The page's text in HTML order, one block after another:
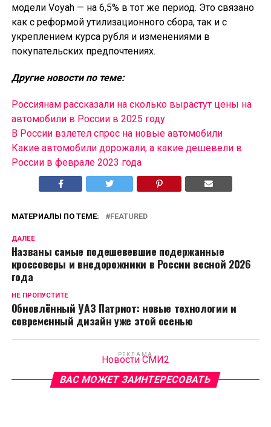
модели Voyah — на 6,5% в тот же период. Это связано
как с реформой утилизационного сбора, так и с
укреплением курса рубля и изменениями в
покупательских предпочтениях.
Другие новости по теме:
Россиянам рассказали на сколько вырастут цены на
автомобили в России в 2025 году
В России взлетел спрос на новые автомобили
Какие автомобили дорожали, а какие дешевели в
России в феврале 2023 года
МАТЕРИАЛЫ ПО ТЕМЕ: FEATURED
ДАЛЕЕ
Названы самые подешевевшие подержанные
кроссоверы и внедорожники в России весной 2026
года
НЕ ПРОПУСТИТЕ
Обновлённый УАЗ Патриот: новые технологии и
современный дизайн уже этой осенью
РЕКЛАМА
Новости СМИ2
ВАС МОЖЕТ ЗАИНТЕРЕСОВАТЬ